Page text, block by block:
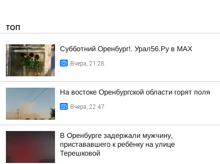
ТОП
Субботний Оренбург!. Урал56.Ру в МАХ
Вчера, 21:28
На востоке Оренбургской области горят поля
Вчера, 22:47
В Оренбурге задержали мужчину,
пристававшего к ребёнку на улице
Терешковой